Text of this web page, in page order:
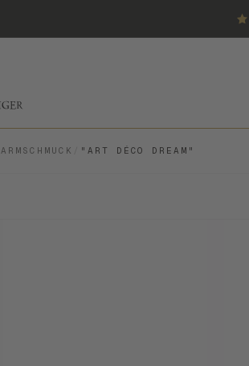
ARMSCHMUCK "ART DÉCO DREAM"